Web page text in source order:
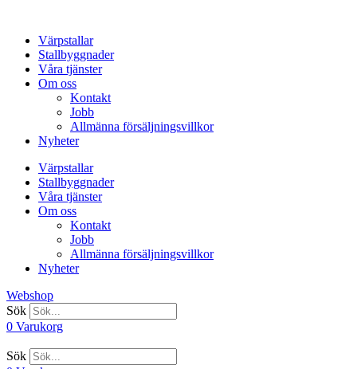
innehållVärpstallar
Stallbyggnader
Våra tjänster
Om oss
Kontakt
Jobb
Allmänna försäljningsvillkor
Nyheter
Värpstallar
Stallbyggnader
Våra tjänster
Om oss
Kontakt
Jobb
Allmänna försäljningsvillkor
Nyheter
Webshop
Sök
0 Varukorg
Sök